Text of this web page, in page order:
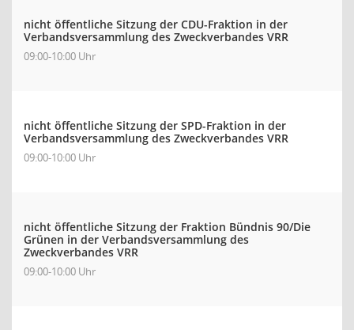
nicht öffentliche Sitzung der CDU-Fraktion in der
Verbandsversammlung des Zweckverbandes VRR
09:00-10:00 Uhr
nicht öffentliche Sitzung der SPD-Fraktion in der
Verbandsversammlung des Zweckverbandes VRR
09:00-10:00 Uhr
nicht öffentliche Sitzung der Fraktion Bündnis 90/Die
Grünen in der Verbandsversammlung des
Zweckverbandes VRR
09:00-10:00 Uhr